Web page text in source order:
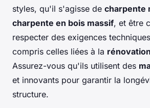
styles, qu'il s'agisse de charpente
charpente en bois massif, et être
respecter des exigences
compris celles liées à la
Assurez-vous qu'ils utilisent des
et innovants pour garantir la
structure.